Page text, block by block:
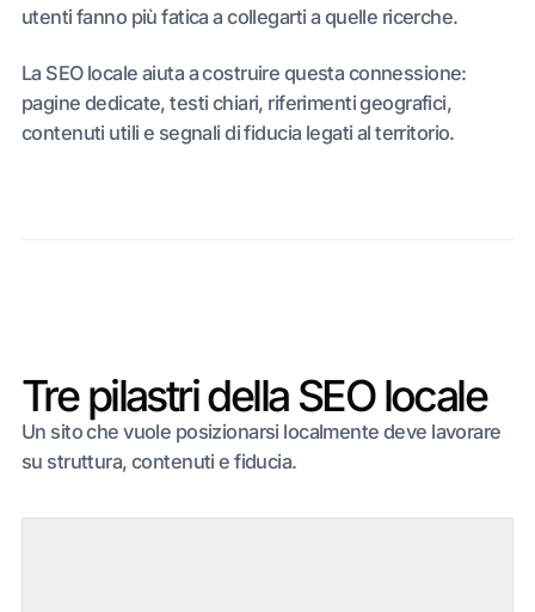
utenti fanno più fatica a collegarti a quelle ricerche.
La SEO locale aiuta a costruire questa connessione:
pagine dedicate, testi chiari, riferimenti geografici,
contenuti utili e segnali di fiducia legati al territorio.
Tre pilastri della SEO locale
Un sito che vuole posizionarsi localmente deve lavorare
su struttura, contenuti e fiducia.